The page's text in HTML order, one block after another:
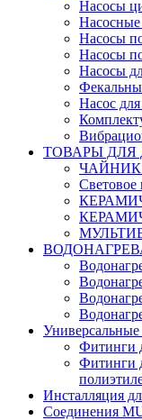
Насосы
Насосы
Насосы
Насосы
Насос
ТОВАРЫ ДЛЯ
ЧАЙНИК
Световое
Фитинги
Фитинги
Инсталляция
Соединения